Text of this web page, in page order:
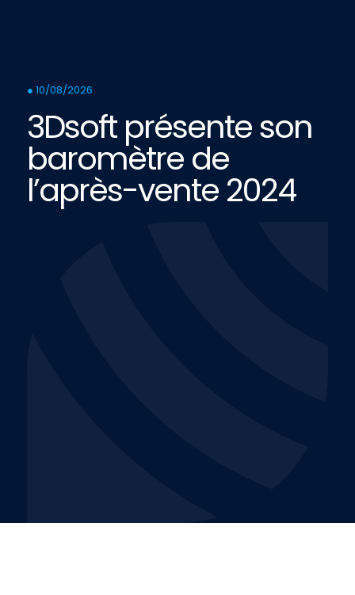
● 10/08/2026
3Dsoft présente son
baromètre de
l’après-vente 2024